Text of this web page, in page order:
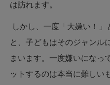
は訪れます。
しかし、一度「大嫌い！」
と、子どもはそのジャンル
まいます。一度嫌いになっ
ットするのは本当に難しい